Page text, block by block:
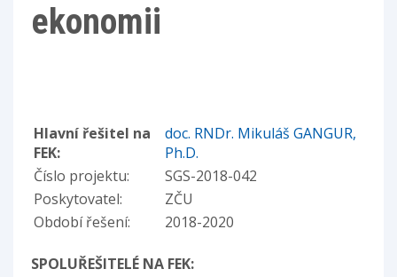
ekonomii
Hlavní řešitel na
FEK:
doc. RNDr. Mikuláš GANGUR,
Ph.D.
Číslo projektu:
SGS-2018-042
Poskytovatel:
ZČU
Období řešení:
2018-2020
SPOLUŘEŠITELÉ NA FEK: